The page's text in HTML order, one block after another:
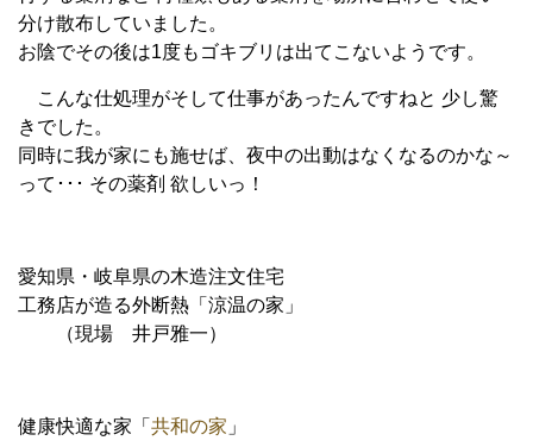
分け散布していました。
お陰でその後は1度もゴキブリは出てこないようです。
こんな仕処理がそして仕事があったんですねと 少し驚
きでした。
同時に我が家にも施せば、夜中の出動はなくなるのかな～
って･･･ その薬剤 欲しいっ！
愛知県・岐阜県の木造注文住宅
工務店が造る外断熱「涼温の家」
（現場 井戸雅一）
健康快適な家「 共和の家 」